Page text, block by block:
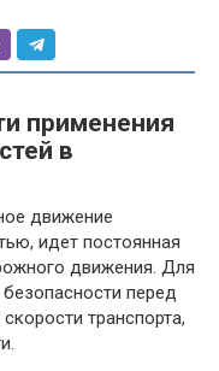
применения
в
движение
идет постоянная
движения. Для
перед
транспорта,